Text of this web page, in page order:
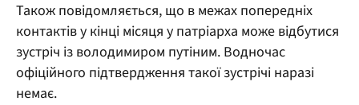
Також повідомляється, що в межах попередніх
контактів у кінці місяця у патріарха може відбутися
зустріч із володимиром путіним. Водночас
офіційного підтвердження такої зустрічі наразі
немає.